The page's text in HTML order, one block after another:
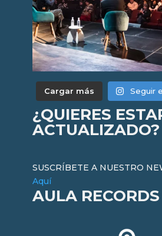
Cargar más Seguir
¿QUIERES
ACTUALIZADO?
SUSCRÍBETE A NUESTRO
Aquí
AULA RECORDS